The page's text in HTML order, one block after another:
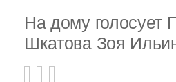
На дому голосует
Шкатова Зоя